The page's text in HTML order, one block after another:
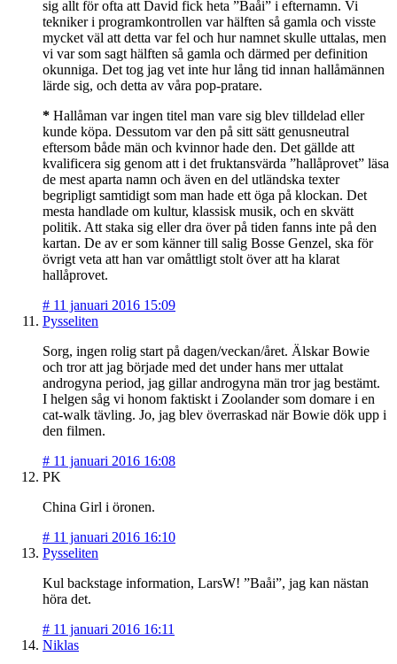
sig allt för ofta att David fick heta ”Baåi” i efternamn. Vi
tekniker i programkontrollen var hälften så gamla och visste
mycket väl att detta var fel och hur namnet skulle uttalas, men
vi var som sagt hälften så gamla och därmed per definition
okunniga. Det tog jag vet inte hur lång tid innan hallåmännen
lärde sig, och detta av våra pop-pratare.
* Hallåman var ingen titel man vare sig blev tilldelad eller
kunde köpa. Dessutom var den på sitt sätt genusneutral
eftersom både män och kvinnor hade den. Det gällde att
kvalificera sig genom att i det fruktansvärda ”hallåprovet” läsa
de mest aparta namn och även en del utländska texter
begripligt samtidigt som man hade ett öga på klockan. Det
mesta handlade om kultur, klassisk musik, och en skvätt
politik. Att staka sig eller dra över på tiden fanns inte på den
kartan. De av er som känner till salig Bosse Genzel, ska för
övrigt veta att han var omåttligt stolt över att ha klarat
hallåprovet.
# 11 januari 2016 15:09
Pysseliten
Sorg, ingen rolig start på dagen/veckan/året. Älskar Bowie
och tror att jag började med det under hans mer uttalat
androgyna period, jag gillar androgyna män tror jag bestämt.
I helgen såg vi honom faktiskt i Zoolander som domare i en
cat-walk tävling. Jo, jag blev överraskad när Bowie dök upp i
den filmen.
# 11 januari 2016 16:08
PK
China Girl i öronen.
# 11 januari 2016 16:10
Pysseliten
Kul backstage information, LarsW! ”Baåi”, jag kan nästan
höra det.
# 11 januari 2016 16:11
Niklas